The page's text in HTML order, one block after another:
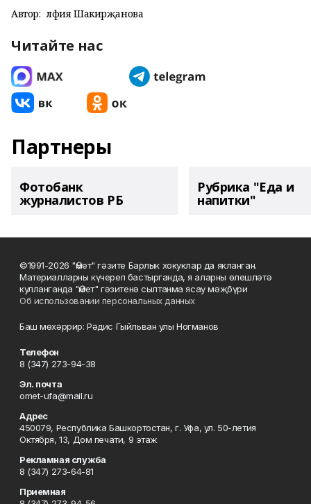
Автор: Әлфия Шакирҗанова
Читайте нас
Партнеры
Фотобанк
журналистов РБ
Рубрика "Еда и
напитки"
©1991-2026 "Өмет" гәзите Барлык хокуклар да якланган.
Материалларны күчереп бастырганда, я аларны өлешләтә
кулланганда "Өмет" гәзитенә сылтанма ясау мәҗбүри
Об использовании персональных данных
Баш мөхәррир: Рәдис Гыйльван улы Ногманов
Телефон
8 (347) 273-94-38
Эл. почта
omet-ufa@mail.ru
Адрес
450079, Республика Башкортостан, г. Уфа, ул. 50-летия
Октября, 13, Дом печати, 9 этаж
Рекламная служба
8 (347) 273-64-81
Приемная